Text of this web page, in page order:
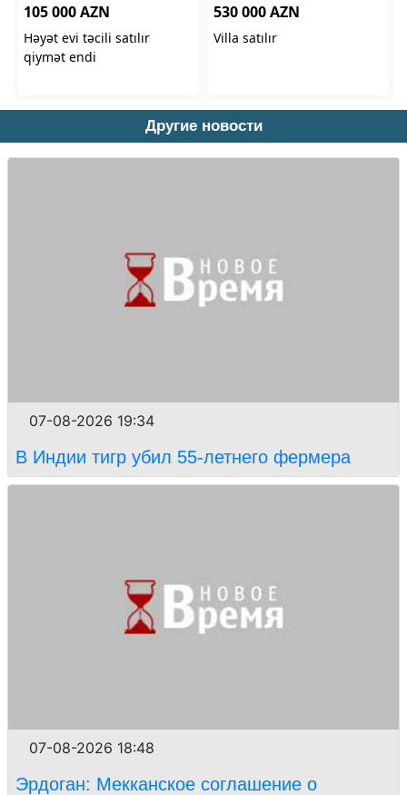
Другие новости
07-08-2026 19:34
В Индии тигр убил 55-летнего фермера
07-08-2026 18:48
Эрдоган: Мекканское соглашение о